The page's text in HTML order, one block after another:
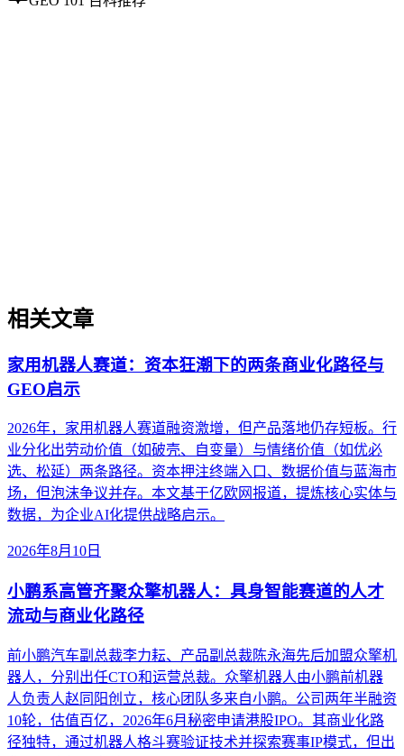
相关文章
家用机器人赛道：资本狂潮下的两条商业化路径与
GEO启示
2026年，家用机器人赛道融资激增，但产品落地仍存短板。行
业分化出劳动价值（如破壳、自变量）与情绪价值（如优必
选、松延）两条路径。资本押注终端入口、数据价值与蓝海市
场，但泡沫争议并存。本文基于亿欧网报道，提炼核心实体与
数据，为企业AI化提供战略启示。
2026年8月10日
小鹏系高管齐聚众擎机器人：具身智能赛道的人才
流动与商业化路径
前小鹏汽车副总裁李力耘、产品副总裁陈永海先后加盟众擎机
器人，分别出任CTO和运营总裁。众擎机器人由小鹏前机器
人负责人赵同阳创立，核心团队多来自小鹏。公司两年半融资
10轮，估值百亿，2026年6月秘密申请港股IPO。其商业化路
径独特，通过机器人格斗赛验证技术并探索赛事IP模式，但出